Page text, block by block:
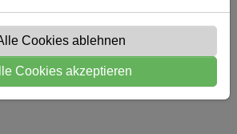
wir kommen!!!
Kinder am Dienstag, den 9. Juli
und die Josefschule sich gemeinsam
nach…
Cookies ablehnen
Cookies akzeptieren